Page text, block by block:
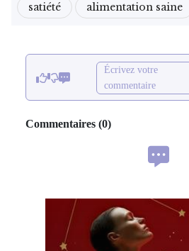
satiété
alimentation saine
Écrivez votre
commentaire
Commentaires (0)